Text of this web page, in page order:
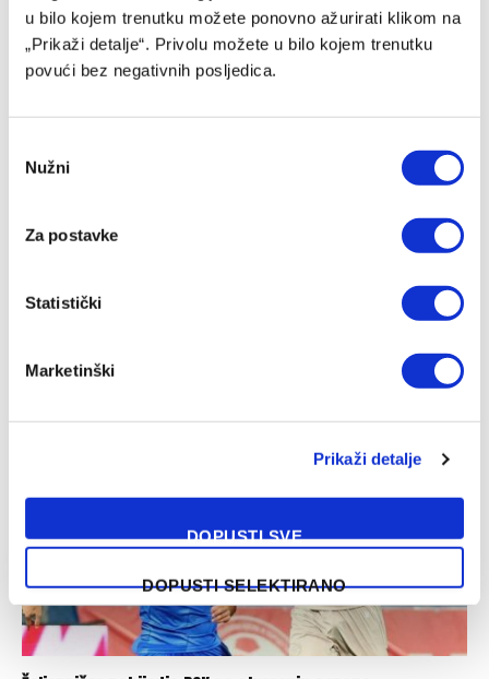
u bilo kojem trenutku možete ponovno ažurirati klikom na
„Prikaži detalje“. Privolu možete u bilo kojem trenutku
povući bez negativnih posljedica.
Selection
Nužni
Za postavke
Statistički
Marketinški
Prikaži detalje
DOPUSTI SVE
DOPUSTI SELEKTIRANO
07/08/2026
07/08/2026